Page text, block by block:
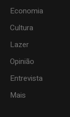
Economia
Cultura
Lazer
Opinião
Entrevista
Mais